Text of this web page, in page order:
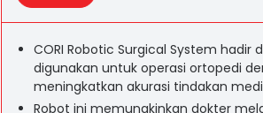
CORI Robotic Surgical System hadir
digunakan untuk operasi ortopedi
meningkatkan akurasi tindakan
Robot ini memungkinkan dokter